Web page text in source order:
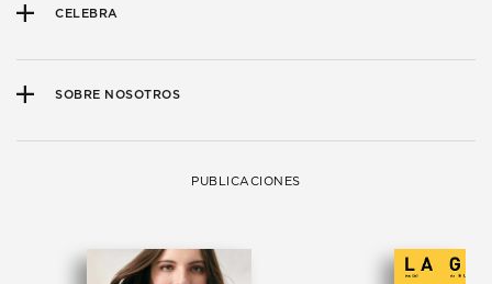
CELEBRA
SOBRE NOSOTROS
PUBLICACIONES